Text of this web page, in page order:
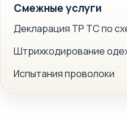
Смежные услуги
Декларация ТР ТС по
Штрихкодирование
Испытания проволоки